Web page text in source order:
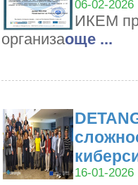
06-02-2026
ИКЕМ
организаoще ...
16-01-2026